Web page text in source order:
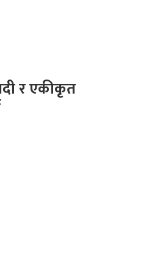
र एकीकृत